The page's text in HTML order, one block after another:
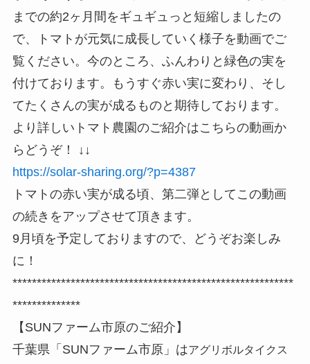
までの約2ヶ月間をギュギュっと短縮しましたの
で、トマトが元気に成長していく様子を動画でご
覧ください。今のところ、ふんわりと緑色の実を
付けております。もうすぐ赤い実に変わり、そし
てたくさんの実が成るものと期待しております。
より詳しいトマト農園のご紹介はこちらの動画か
らどうぞ！ ↓↓
https://solar-sharing.org/?p=4387
トマトの赤い実が成る頃、第二弾としてこの動画
の続きをアップさせて頂きます。
9月頃を予定しておりますので、どうぞお楽しみ
に！
**********************************************************
**************
【SUNファーム市原のご紹介】
千葉県「SUNファーム市原」はアグリボルタイクス